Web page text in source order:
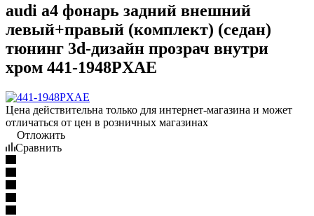
audi a4 фонарь задний внешний
левый+правый (комплект) (седан)
тюнинг 3d-дизайн прозрач внутри
хром 441-1948PXAE
Цена действительна только для интернет-магазина и может
отличаться от цен в розничных магазинах
Отложить
Сравнить